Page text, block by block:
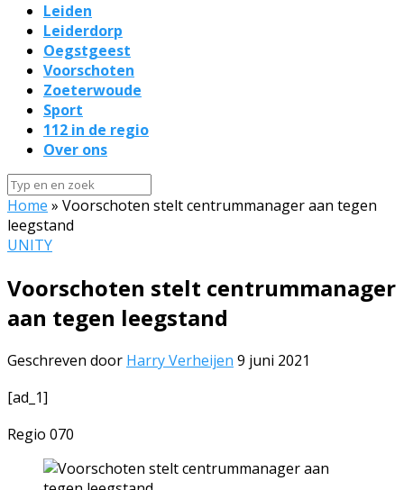
Leiden
Leiderdorp
Oegstgeest
Voorschoten
Zoeterwoude
Sport
112 in de regio
Over ons
Home » Voorschoten stelt centrummanager aan tegen
leegstand
UNITY
Voorschoten stelt centrummanager
aan tegen leegstand
Geschreven door Harry Verheijen 9 juni 2021
[ad_1]
Regio 070